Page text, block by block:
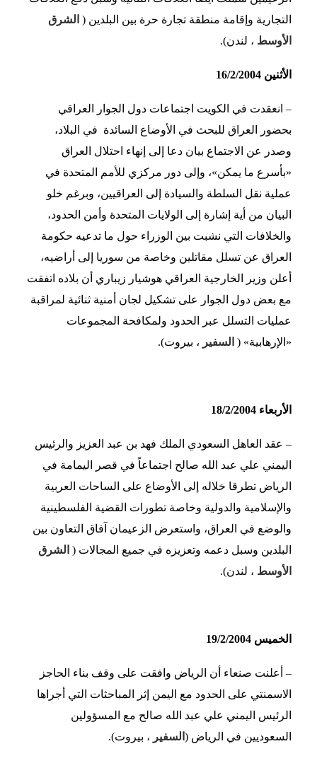
التجارية وإقامة منطقة تجارة حرة بين البلدين ( الشرق
الأوسط ، لندن).
الأثنين 16/2/2004
– انعقدت في الكويت اجتماعات دول الجوار العراقي
بحضور العراق للبحث في الأوضاع السائدة في البلاد،
وصدر عن الاجتماع بيان دعا إلى إنهاء احتلال العراق
«بأسرع ما يمكن»، وإلى دور مركزي للأمم المتحدة في
عملية نقل السلطة والسيادة إلى العراقيين، وبرغم خلو
البيان من أية إشارة إلى الولايات المتحدة وأمن الحدود،
والخلافات التي نشبت بين الوزراء حول ما تدعيه حكومة
العراق عن تسلل مقاتلين وخاصة من سوريا إلى أراضيه،
أعلن وزير الخارجية العراقي هوشيار زيباري أن بلاده اتفقت
مع بعض دول الجوار على تشكيل لجان أمنية ثنائية لمراقبة
عمليات التسلل عبر الحدود ولمكافحة المجموعات
«الإرهابية» ( السفير ، بيروت).
الأربعاء 18/2/2004
– عقد العاهل السعودي الملك فهد بن عبد العزيز والرئيس
اليمني علي عبد الله صالح اجتماعاً في قصر اليمامة في
الرياض تطرقا خلاله إلى الأوضاع على الساحات العربية
والإسلامية والدولية وخاصة تطورات القضية الفلسطينية
والوضع في العراق، واستعرض الزعيمان آفاق التعاون بين
البلدين وسبل دعمه وتعزيزه في جميع المجالات ( الشرق
الأوسط ، لندن).
الخميس 19/2/2004
– أعلنت صنعاء أن الرياض وافقت على وقف بناء الحاجز
الاسمنتي على الحدود مع اليمن إثر المباحثات التي أجراها
الرئيس اليمني علي عبد الله صالح مع المسؤولين
السعوديين في الرياض ( السفير ، بيروت).